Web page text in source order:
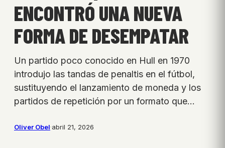
ENCONTRÓ UNA NUEVA
FORMA DE DESEMPATAR
Un partido poco conocido en Hull en 1970
introdujo las tandas de penaltis en el fútbol,
sustituyendo el lanzamiento de moneda y los
partidos de repetición por un formato que…
Oliver Obel·abril 21, 2026